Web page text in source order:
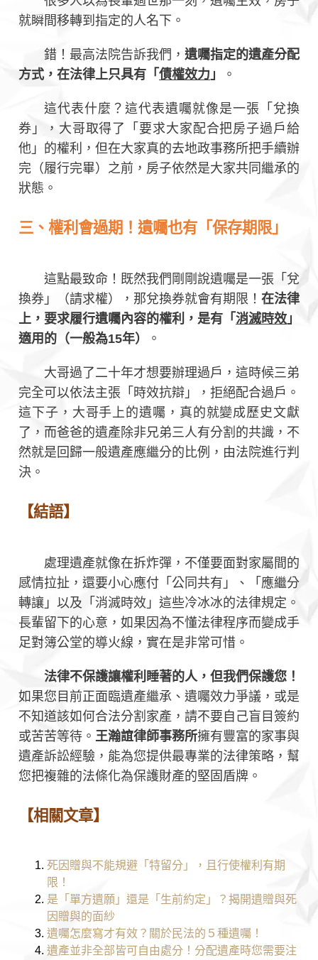
就瞬間移轉到指定的人名下。
錯！最高法院告訴我們， 遺囑指定的遺產分配
方式，在法律上只具有「 債權效力 」 。
這代表什麼？這代表遺囑就像是一張「兌換
券」，大哥取得了「要求大家配合把房子過戶給
他」的權利，但在大家真的去地政事務所把手續辦
完（履行完畢）之前，房子依然是大家共同繼承的
狀態。
三、權利會過期！遺囑也有「保存期限」
這點最致命！既然我們剛剛說遺囑是一張「兌
換券」（請求權），那兌換券就會有期限！ 在法律
上，要求履行遺囑內容的權利，是有「 消滅時效 」
適用的（一般為15年）
。
大哥過了二十年才想要辦理過戶，這時候三弟
完全可以依法主張「時效抗辯」，拒絕配合過戶。
這下子，大哥手上的遺囑，真的就變成歷史文獻
了，而爸爸的遺產除非兄弟三人有分割的共識，不
然就是回歸一般遺產應繼分的比例，由法院進行判
決。
【結語】
處理遺產就像在拆炸彈，不僅要面對家屬間的
感情拉扯，還要小心應付「公同共有」、「應繼分
轉讓」以及「消滅時效」這些冷冰冰的法律規定。
長輩留下的心意，如果因為不懂法律程序而變成手
足對簿公堂的導火線，實在是非常可惜。
法律不保護讓權利睡著的人，但我們保護您！
如果您目前正面臨遺產繼承、遺囑效力爭議，或是
不知道該如何合法分割家產，請不要自己盲目簽約
或苦苦等待。 王瀚誼律師事務所擁有豐富的家事與
遺產訴訟經驗，能為您提供最專業的法律策略，幫
您把複雜的法條化為保護財產的堅固盾牌。
【相關文章】
死因贈與不能規避「特留分」，且行使權利有期
限！
是「單方遺願」還是「生前約定」？揭開遺贈與死
因贈與的面紗
遺囑怎麼寫才有效？關於民法的５種遺囑！
遺產並非全部皆可自由處分！分配遺產時您需要注